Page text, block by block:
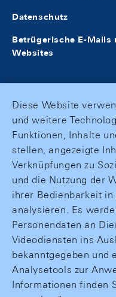
Datenschutz
Betrügerische E-
Websites
Diese Website
und weitere
Funktionen, Inhalte
stellen, angezeigte
Verknüpfungen zu
und die Nutzung der
ihrer Bedienbarkeit in
analysieren. Es
Personendaten an
Videodiensten ins
bekanntgegeben und
Analysetools zur
Informationen finden